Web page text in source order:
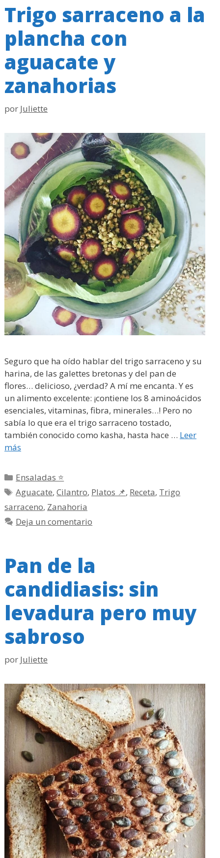
Trigo sarraceno a la
plancha con
aguacate y
zanahorias
por Juliette
Seguro que ha oído hablar del trigo sarraceno y su
harina, de las galettes bretonas y del pan de
flores… delicioso, ¿verdad? A mí me encanta. Y es
un alimento excelente: ¡contiene los 8 aminoácidos
esenciales, vitaminas, fibra, minerales…! Pero no
sabía lo que era el trigo sarraceno tostado,
también conocido como kasha, hasta hace … Leer
más
Categorías
Ensaladas ⭐
Etiquetas
Aguacate,Cilantro, Platos 📌, Receta, Trigo
sarraceno, Zanahoria
Deja un comentario
Pan de la
candidiasis: sin
levadura pero muy
sabroso
por Juliette